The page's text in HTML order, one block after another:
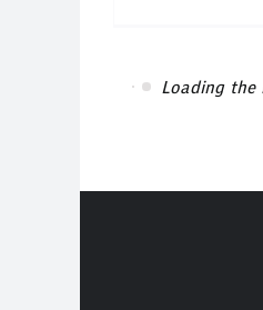
Loading the